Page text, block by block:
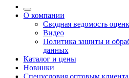
О компании
Сводная ведомость
Видео
Политика защиты и
данных
Каталог и цены
Новинки
Спецусловия оптовым